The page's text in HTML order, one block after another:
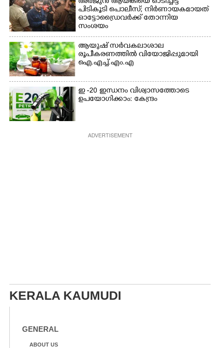
പിടികൂടി പൊലീസ്; നിർണായകമായത്
ഓട്ടോഡ്രൈവർക്ക് തോന്നിയ
സംശയം
ആയുഷ് സർവകലാശാല
രൂപീകരണത്തിൽ വിയോജിപ്പുമായി
ഐ.എച്ച്.എം.എ
ഇ -20 ഇന്ധനം വിശ്വാസത്തോടെ
ഉപയോഗിക്കാം: കേന്ദ്രം
ADVERTISEMENT
KERALA KAUMUDI
GENERAL
ABOUT US